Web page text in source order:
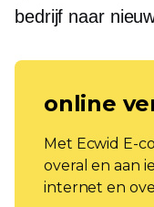
bedrijf naar
online
Met Ecwid E-
overal en aan
internet en